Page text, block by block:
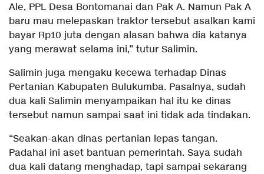
Ale, PPL Desa Bontomanai dan Pak A. Namun Pak A
baru mau melepaskan traktor tersebut asalkan kami
bayar Rp10 juta dengan alasan bahwa dia katanya
yang merawat selama ini,” tutur Salimin.
Salimin juga mengaku kecewa terhadap Dinas
Pertanian Kabupaten Bulukumba. Pasalnya, sudah
dua kali Salimin menyampaikan hal itu ke dinas
tersebut namun sampai saat ini tidak ada tindakan.
“Seakan-akan dinas pertanian lepas tangan.
Padahal ini aset bantuan pemerintah. Saya sudah
dua kali datang menghadap, tapi sampai sekarang